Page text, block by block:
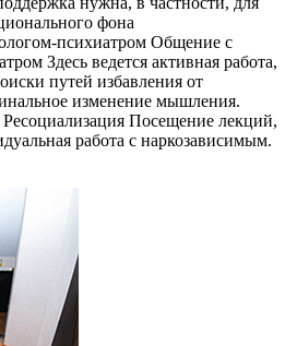
фона
Общение с
Здесь ведется активная работа,
путей избавления от
изменение мышления.
Ресоциализация Посещение лекций,
работа с наркозависимым.